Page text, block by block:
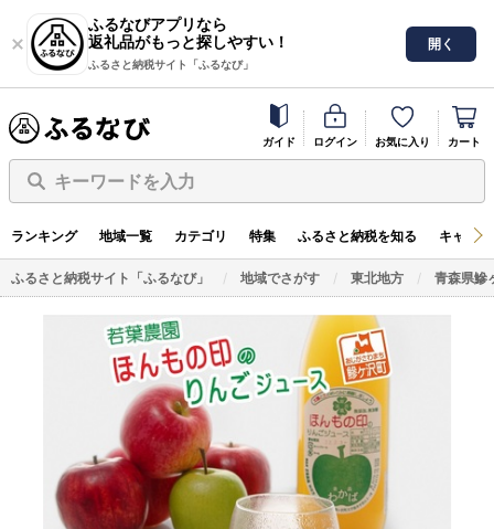
ふるなびアプリなら
返礼品がもっと探しやすい！
ふるさと納税サイト「ふるなび」
開く
ガイド ログイン お気に入り カート
キーワードを入力
ランキング 地域一覧 カテゴリ 特集 ふるさと納税を知る キャン
ふるさと納税サイト「ふるなび」 地域でさがす 東北地方 青森県鰺